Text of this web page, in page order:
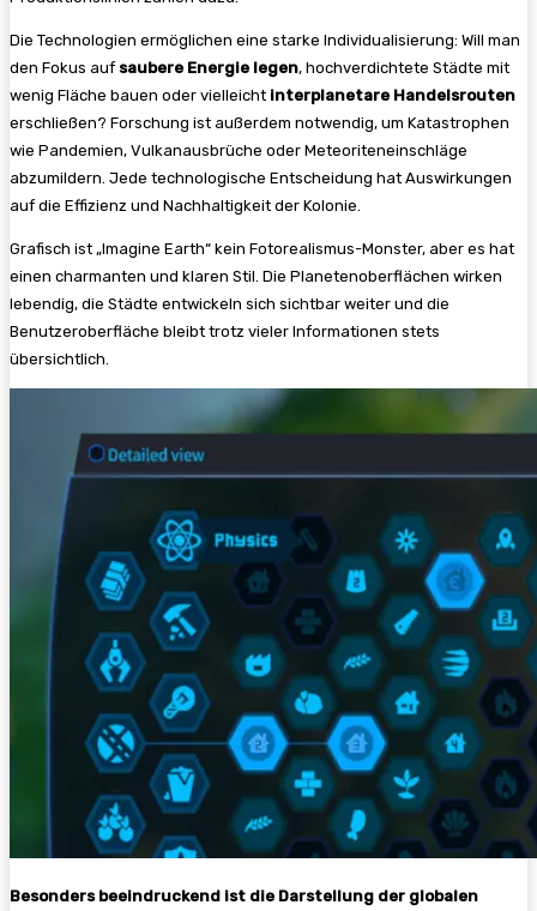
Die Technologien ermöglichen eine starke Individualisierung: Will man
den Fokus auf saubere Energie legen, hochverdichtete Städte mit
wenig Fläche bauen oder vielleicht interplanetare Handelsrouten
erschließen? Forschung ist außerdem notwendig, um Katastrophen
wie Pandemien, Vulkanausbrüche oder Meteoriteneinschläge
abzumildern. Jede technologische Entscheidung hat Auswirkungen
auf die Effizienz und Nachhaltigkeit der Kolonie.
Grafisch ist „Imagine Earth“ kein Fotorealismus-Monster, aber es hat
einen charmanten und klaren Stil. Die Planetenoberflächen wirken
lebendig, die Städte entwickeln sich sichtbar weiter und die
Benutzeroberfläche bleibt trotz vieler Informationen stets
übersichtlich.
Besonders beeindruckend ist die Darstellung der globalen